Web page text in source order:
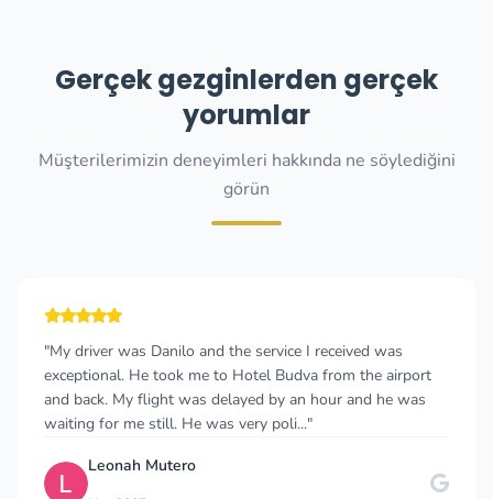
Gerçek gezginlerden gerçek
yorumlar
Müşterilerimizin deneyimleri hakkında ne söylediğini
görün
"My driver was Danilo and the service I received was
exceptional. He took me to Hotel Budva from the airport
and back. My flight was delayed by an hour and he was
waiting for me still. He was very poli..."
Leonah Mutero